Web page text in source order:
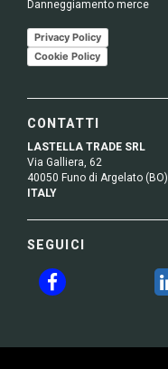
Danneggiamento merce
Privacy Policy
Cookie Policy
CONTATTI
LASTELLA TRADE SRL
Via Galliera, 62
40050 Funo di Argelato (BO)
ITALY
SEGUICI